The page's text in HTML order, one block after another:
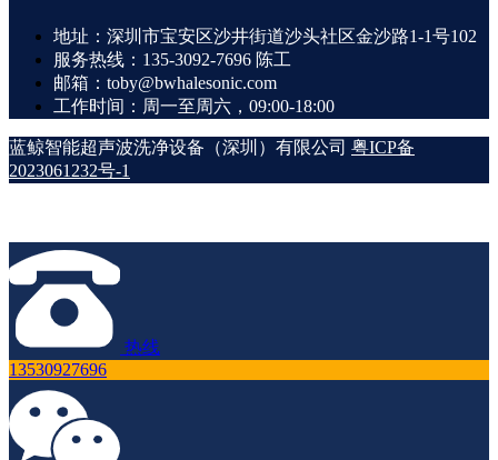
地址：深圳市宝安区沙井街道沙头社区金沙路1-1号102
服务热线：135-3092-7696 陈工
邮箱：toby@bwhalesonic.com
工作时间：周一至周六，09:00-18:00
蓝鲸智能超声波洗净设备（深圳）有限公司 粤ICP备
2023061232号-1
热线
13530927696